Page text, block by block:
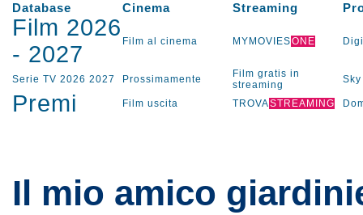
Database Cinema Streaming
Film 2026
- 2027 Film al cinema MYMOVIESONE
Serie TV 2026 2027 Prossimamente
Film gratis in
streaming
Sky
Premi Film uscita TROVASTREAMING
Il mio amico